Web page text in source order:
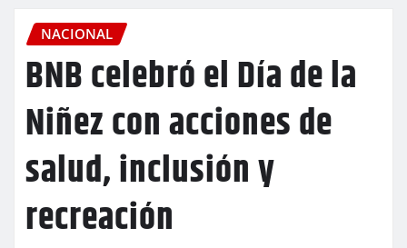
NACIONAL
BNB celebró el Día de la
Niñez con acciones de
salud, inclusión y
recreación